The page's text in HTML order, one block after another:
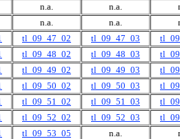
n.a. n.a.
n.a. n.a.
tl_09_47_02 tl_09_47_03
tl_09_48_02 tl_09_48_03
tl_09_49_02 tl_09_49_03
tl_09_50_02 tl_09_50_03
tl_09_51_02 tl_09_51_03
tl_09_52_02 tl_09_52_03
tl_09_53_05 n.a.